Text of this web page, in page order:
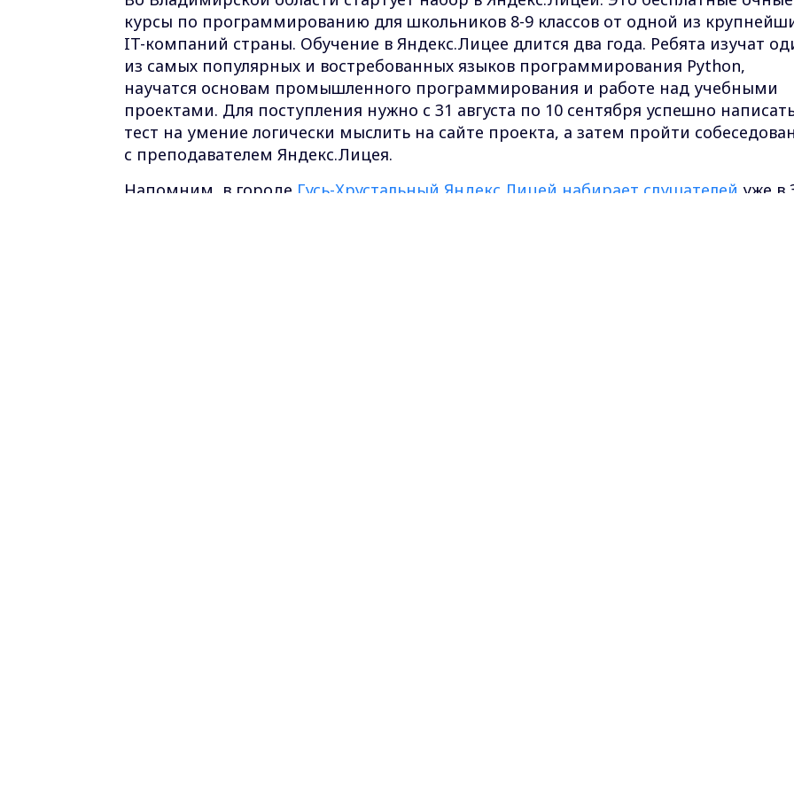
курсы по программированию для школьников 8-9 классов от одной из
IT-компаний страны. Обучение в Яндекс.Лицее длится два года. Ребята изучат
из самых популярных и востребованных языков программирования Python,
научатся основам промышленного программирования и работе над учебными
проектами. Для поступления нужно с 31 августа по 10 сентября успешно
тест на умение логически мыслить на сайте проекта, а затем пройти
с преподавателем Яндекс.Лицея.
Напомним, в городе Гусь-Хрустальный Яндекс.Лицей набирает слушателей уже в